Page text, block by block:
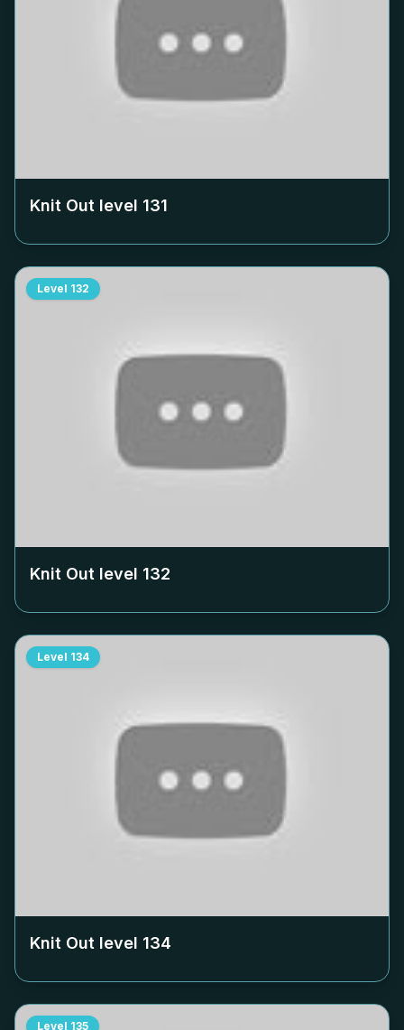
Knit Out level 131
Level 132
Knit Out level 132
Level 134
Knit Out level 134
Level 135